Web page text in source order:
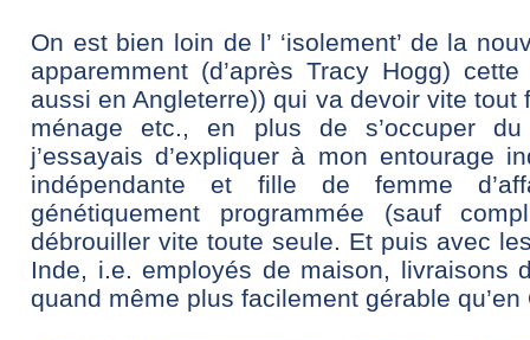
On est bien loin de l’ ‘isolement’ de la
apparemment (d’après Tracy Hogg)
aussi en Angleterre)) qui va devoir vite
ménage etc., en plus de s’occuper
j’essayais d’expliquer à mon entourage
indépendante et fille de femme
génétiquement programmée (sauf
débrouiller vite toute seule. Et puis avec les
Inde, i.e. employés de maison, livraisons
quand même plus facilement gérable qu’en